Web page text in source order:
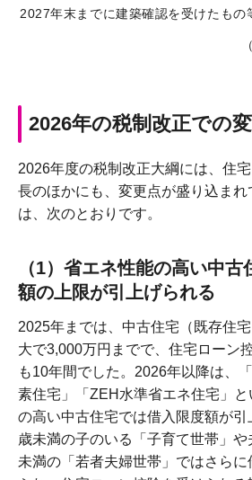
2027年末までに建築確認を受けたも
2026年の税制改正での
2026年度の税制改正大綱には、住
長のほかにも、変更点が盛り込まれ
は、次のとおりです。
（1）省エネ性能の高い中
額の上限が引上げられる
2025年までは、中古住宅（既存住
大で3,000万円までで、住宅ローン
も10年間でした。2026年以降は、
素住宅」「ZEH水準省エネ住宅」
の高い中古住宅では借入限度額が
歳未満の子のいる「子育て世帯」
未満の「若者夫婦世帯」ではさら